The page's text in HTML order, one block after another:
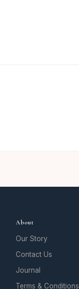
About
Our Story
Contact Us
Journal
Terms & Conditions